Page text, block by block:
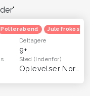
Polterabend Julefrokost
Deltagere
9+
Sted(Indenfor)